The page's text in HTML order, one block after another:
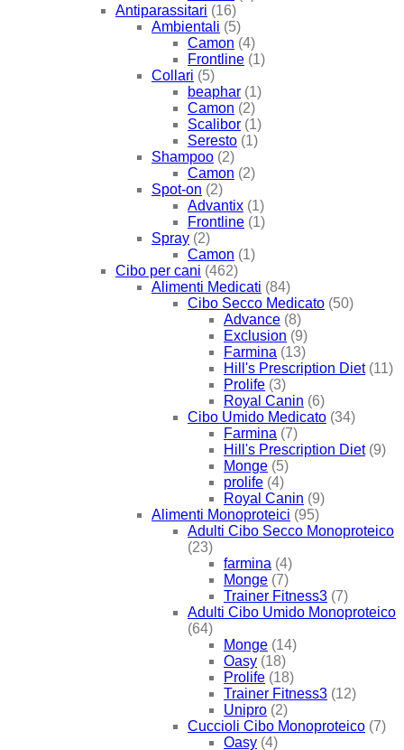
Antiparassitari (16)
Ambientali (5)
Camon (4)
Frontline (1)
Collari (5)
beaphar (1)
Camon (2)
Scalibor (1)
Seresto (1)
Shampoo (2)
Camon (2)
Spot-on (2)
Advantix (1)
Frontline (1)
Spray (2)
Camon (1)
Cibo per cani (462)
Alimenti Medicati (84)
Cibo Secco Medicato (50)
Advance (8)
Exclusion (9)
Farmina (13)
Hill's Prescription Diet (11)
Prolife (3)
Royal Canin (6)
Cibo Umido Medicato (34)
Farmina (7)
Hill's Prescription Diet (9)
Monge (5)
prolife (4)
Royal Canin (9)
Alimenti Monoproteici (95)
Adulti Cibo Secco Monoproteico
(23)
farmina (4)
Monge (7)
Trainer Fitness3 (7)
Adulti Cibo Umido Monoproteico
(64)
Monge (14)
Oasy (18)
Prolife (18)
Trainer Fitness3 (12)
Unipro (2)
Cuccioli Cibo Monoproteico (7)
Oasy (4)